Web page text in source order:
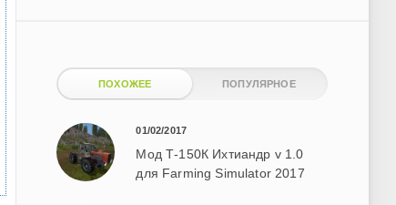
ПОХОЖЕЕ ПОПУЛЯРНОЕ
01/02/2017
Мод Т-150К Ихтиандр v 1.0
для Farming Simulator 2017